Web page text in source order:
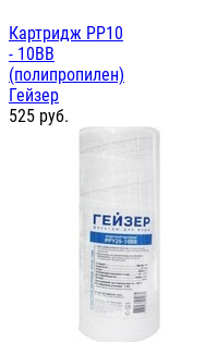
Картридж PP10
- 10ВВ
(полипропилен)
Гейзер
525 руб.